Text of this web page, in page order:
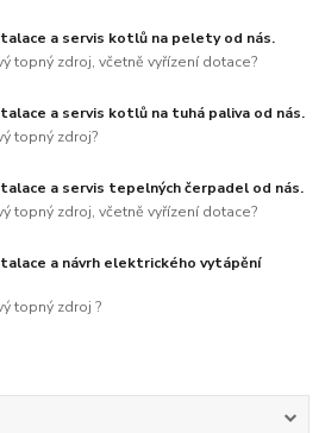
a servis kotlů na pelety od nás.
topný zdroj, včetně vyřízení dotace?
a servis kotlů na tuhá paliva od nás.
topný zdroj?
a servis tepelných čerpadel od nás.
topný zdroj, včetně vyřízení dotace?
a návrh elektrického vytápění
topný zdroj ?